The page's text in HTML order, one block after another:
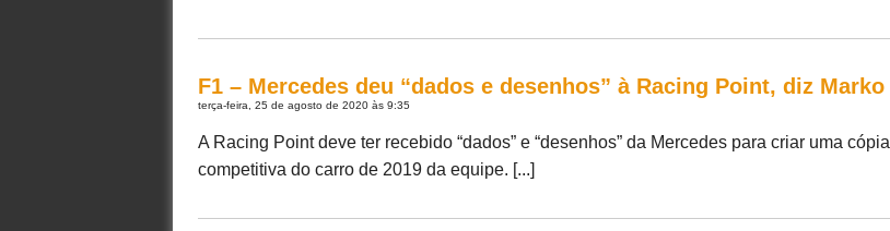
F1 – Mercedes deu “dados e desenhos” à Racing Point, diz Marko
terça-feira, 25 de agosto de 2020 às 9:35
A Racing Point deve ter recebido “dados” e “desenhos” da Mercedes para criar uma cópia
competitiva do carro de 2019 da equipe. [...]